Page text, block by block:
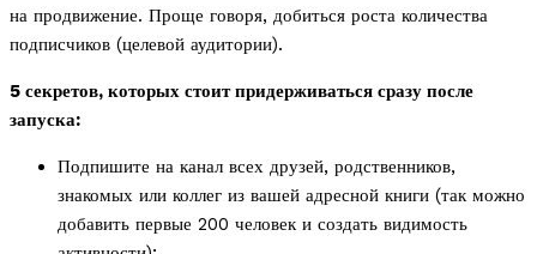
на продвижение. Проще говоря, добиться роста количества
подписчиков (целевой аудитории).
5 секретов, которых стоит придерживаться сразу после
запуска:
Подпишите на канал всех друзей, родственников,
знакомых или коллег из вашей адресной книги (так можно
добавить первые 200 человек и создать видимость